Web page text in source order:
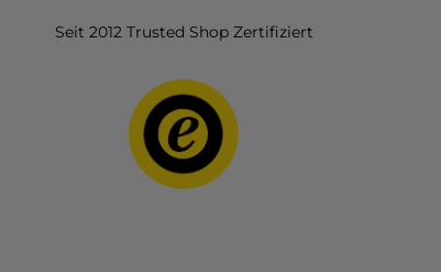
Seit 2012 Trusted Shop Zertifiziert